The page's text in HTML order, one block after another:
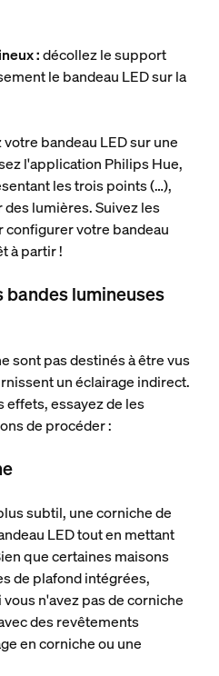
:décollez le support
le bandeau LED sur la
bandeau LED sur une
l'application Philips Hue,
les trois points (…),
lumières. Suivez les
configurer votre bandeau
à partir !
bandes lumineuses
sont pas destinés à être vus
un éclairage indirect.
essayez de les
de procéder :
subtil, une corniche de
LED tout en mettant
que certaines maisons
de plafond intégrées,
n'avez pas de corniche
des revêtements
en corniche ou une